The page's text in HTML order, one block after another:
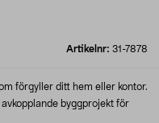
Artikelnr: 31-7878
förgyller ditt hem eller kontor.
byggprojekt för